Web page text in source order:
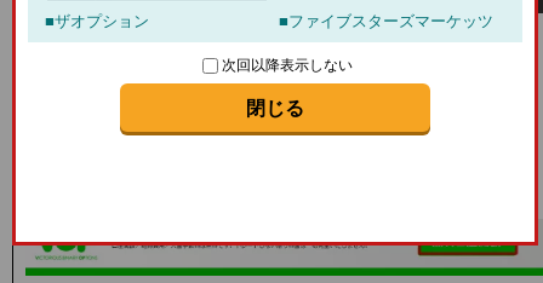
ザオプション ファイブスターズマーケッツ
次回以降表示しない
閉じる
口座開設・STEP.1
まずはVOPの公式ホームページに移動。
移動すると下記のページが表示されるのでページ右上の
料口座開設」をクリック。